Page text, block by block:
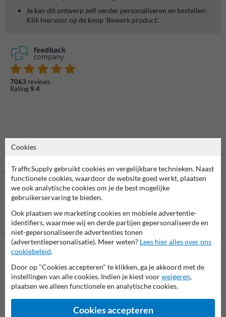
Je kan dit ontwerp zelf verder personaliseren en bestellen.
Klik hiervoor op de knop 'Bewerk product'.
7063 reviews
Rating 9.4
Betaling achteraf
is mogelijk
We zijn vandaag tot 17.00 telefonisch bereikbaar voor
al je vragen over onze producten en diensten.
Cookies
TrafficSupply gebruikt cookies en vergelijkbare technieken. Naast
functionele cookies, waardoor de website goed werkt, plaatsen
we ook analytische cookies om je de best mogelijke
gebruikerservaring te bieden.
Ook plaatsen we marketing cookies en mobiele advertentie-
identifiers, waarmee wij en derde partijen gepersonaliseerde en
niet-gepersonaliseerde advertenties tonen
(advertentiepersonalisatie). Meer weten? Lees hier alles over ons
cookiebeleid.
Door op "Cookies accepteren" te klikken, ga je akkoord met de
instellingen van alle cookies. Indien je kiest voorweigeren,
plaatsen we alleen functionele en analytische cookies.
Cookies accepteren